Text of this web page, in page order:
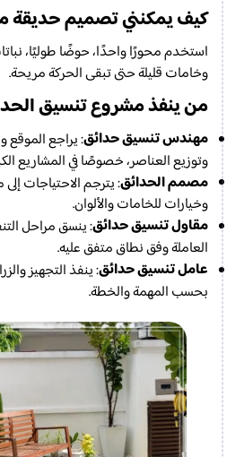
كيف يمكنني تصميم حديقة
استخدم محورًا واحدًا، حوضًا طوليًا،
وخامات قليلة حتى تبقى الحركة مريحة.
من ينفذ مشروع تنسيق
مهندس تنسيق حدائق: يراجع الموقع
وتوزيع العناصر، خصوصًا في المشاريع
مصمم الحدائق: يترجم الاحتياجات
وخيارات للخامات والألوان.
مقاول تنسيق حدائق: ينسق مراحل
العاملة وفق نطاق متفق عليه.
عامل تنسيق حدائق: ينفذ التجهيز
بحسب المهمة والخطة.